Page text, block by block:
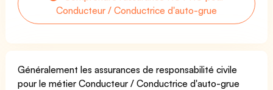
Conducteur / Conductrice d'auto-grue
Généralement les assurances de responsabilité civile
pour le métier Conducteur / Conductrice d'auto-grue